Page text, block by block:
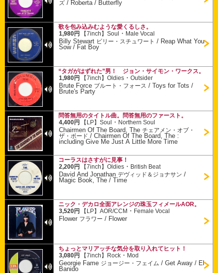
ズ /Roberta / Butterfly
歌を包み込みむような愛くるしさ。
1,980円
【7inch】Soul ・ Male Vocal
Billy Stewart ビリー・スチュワート / Reap What You
Sow / Fat Boy
“タガがはずれた”男！ ジョン・サイモン・ワークス。
1,980円
【7inch】Oldies ・Outsider
Brute Force ブルート・フォース /Toys for Tots /
Brute's Party
問答無用のタイトル曲。問答無用のファースト。
4,400円
【LP】Soul ・ Northern Soul
Chairmen Of The Board, Theチェアメン・オブ・
ザ・ボード /Chairmen Of The Board, The :
including Give Me Just A Little More Time
コーラスはさすがに見事！
2,200円
【7inch】Oldies ・ British Beat
David And Jonathanデヴィッド＆ジョナサン /
Magic Book, The / Time
ニック・デカロ全面アレンジの珠玉フィメールAOR。
3,520円
【LP】AOR/CCM ・ Female Vocal
Flower フラワー / Flower
ちょっとマリアッチな気分を取り入れてヒット！
3,080円
【7inch】 Rock ・ Mod
Georgie Fame ジョージー・フェイム /Get Away / El
Banido